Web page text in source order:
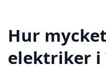
Hur
elektriker i